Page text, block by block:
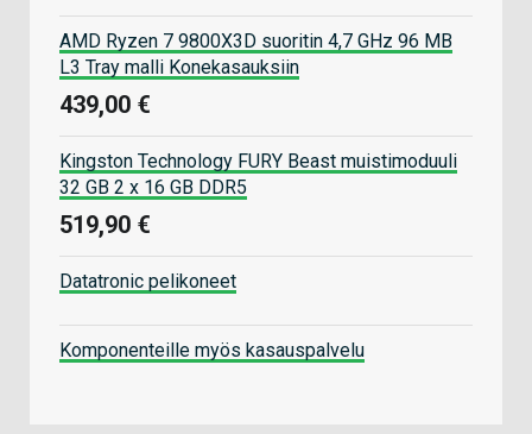
AMD Ryzen 7 9800X3D suoritin 4,7 GHz 96 MB
L3 Tray malli Konekasauksiin
439,00 €
Kingston Technology FURY Beast muistimoduuli
32 GB 2 x 16 GB DDR5
519,90 €
Datatronic pelikoneet
Komponenteille myös kasauspalvelu